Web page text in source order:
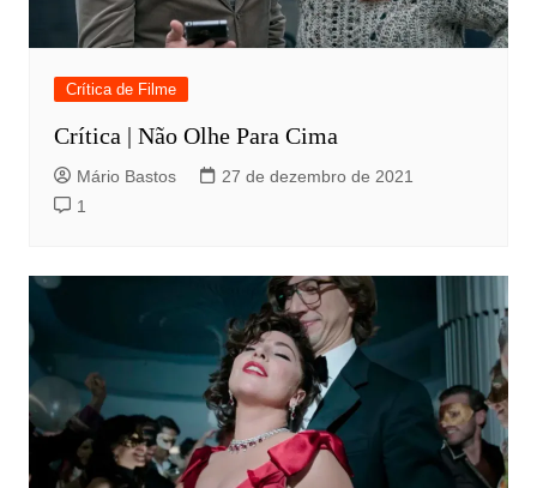
Crítica de Filme
Crítica | Não Olhe Para Cima
Mário Bastos
27 de dezembro de 2021
1